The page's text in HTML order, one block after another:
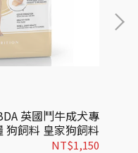
英國鬥牛成犬專
狗飼料 皇家狗飼料
NT$1,150